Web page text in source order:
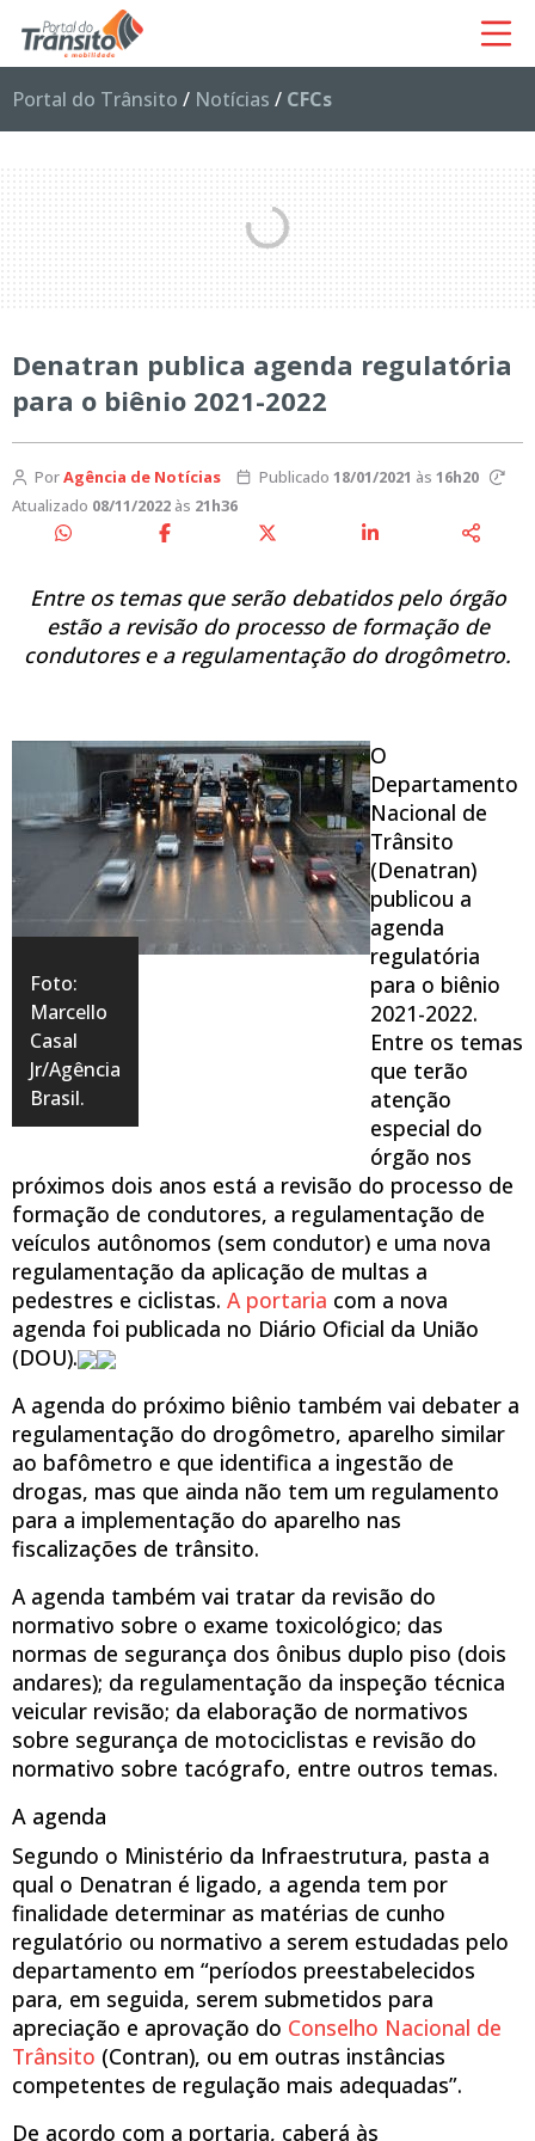
Portal do Trânsito / Notícias / CFCs
Denatran publica agenda regulatória
para o biênio 2021-2022
PorAgência de Notícias Publicado 18/01/2021 às 16h20
Atualizado 08/11/2022 às 21h36
Entre os temas que serão debatidos pelo órgão
estão a revisão do processo de formação de
condutores e a regulamentação do drogômetro.
Foto:
Marcello
Casal
Jr/Agência
Brasil.
O
Departamento
Nacional de
Trânsito
(Denatran)
publicou a
agenda
regulatória
para o biênio
2021-2022.
Entre os temas
que terão
atenção
especial do
órgão nos
próximos dois anos está a revisão do processo de
formação de condutores, a regulamentação de
veículos autônomos (sem condutor) e uma nova
regulamentação da aplicação de multas a
pedestres e ciclistas. A portaria com a nova
agenda foi publicada no Diário Oficial da União
(DOU).
A agenda do próximo biênio também vai debater a
regulamentação do drogômetro, aparelho similar
ao bafômetro e que identifica a ingestão de
drogas, mas que ainda não tem um regulamento
para a implementação do aparelho nas
fiscalizações de trânsito.
A agenda também vai tratar da revisão do
normativo sobre o exame toxicológico; das
normas de segurança dos ônibus duplo piso (dois
andares); da regulamentação da inspeção técnica
veicular revisão; da elaboração de normativos
sobre segurança de motociclistas e revisão do
normativo sobre tacógrafo, entre outros temas.
A agenda
Segundo o Ministério da Infraestrutura, pasta a
qual o Denatran é ligado, a agenda tem por
finalidade determinar as matérias de cunho
regulatório ou normativo a serem estudadas pelo
departamento em “períodos preestabelecidos
para, em seguida, serem submetidos para
apreciação e aprovação do Conselho Nacional de
Trânsito (Contran), ou em outras instâncias
competentes de regulação mais adequadas”.
De acordo com a portaria, caberá às